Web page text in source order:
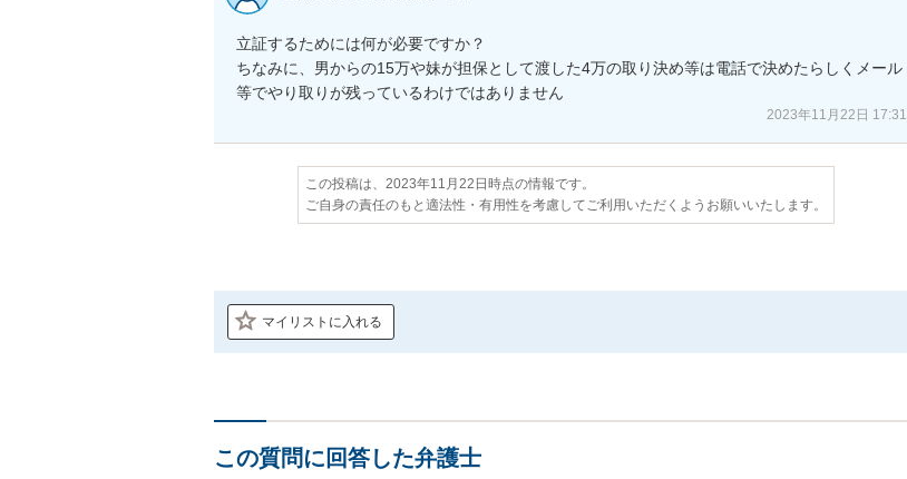
立証するためには何が必要ですか？
ちなみに、男からの15万や妹が担保として渡した4万の取り決め等は電話で決めたらしくメール
等でやり取りが残っているわけではありません
2023年11月22日 17:31
この投稿は、2023年11月22日時点の情報です。
ご自身の責任のもと適法性・有用性を考慮してご利用いただくようお願いいたします。
マイリストに入れる
この質問に回答した弁護士